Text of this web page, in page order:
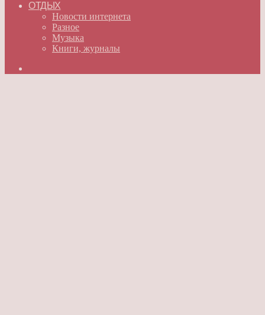
ОТДЫХ
Новости интернета
Разное
Музыка
Книги, журналы